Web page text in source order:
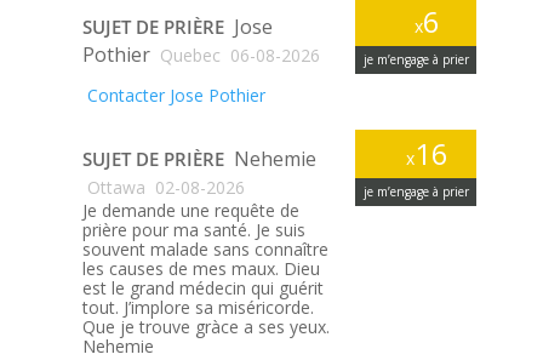
x6
je m’engage à prier
SUJET DE PRIÈRE Jose
Pothier Quebec 06-08-2026
Contacter Jose Pothier
x16
je m’engage à prier
SUJET DE PRIÈRE Nehemie
Ottawa 02-08-2026
Je demande une requête de
prière pour ma santé. Je suis
souvent malade sans connaître
les causes de mes maux. Dieu
est le grand médecin qui guérit
tout. J’implore sa miséricorde.
Que je trouve gràce a ses yeux.
Nehemie